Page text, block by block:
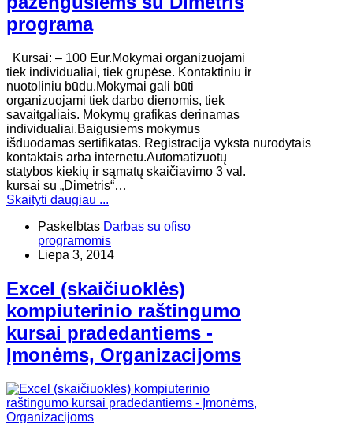
programa
Kursai: – 100 Eur.Mokymai organizuojami
tiek individualiai, tiek grupėse. Kontaktiniu ir
nuotoliniu būdu.Mokymai gali būti
organizuojami tiek darbo dienomis, tiek
savaitgaliais. Mokymų grafikas derinamas
individualiai.Baigusiems mokymus
išduodamas sertifikatas. Registracija vyksta nurodytais
kontaktais arba internetu.Automatizuotų
statybos kiekių ir sąmatų skaičiavimo 3 val.
kursai su „Dimetris“…
Skaityti daugiau ...
Paskelbtas Darbas su ofiso
programomis
Liepa 3, 2014
Excel (skaičiuoklės)
kompiuterinio raštingumo
kursai pradedantiems -
Įmonėms, Organizacijoms